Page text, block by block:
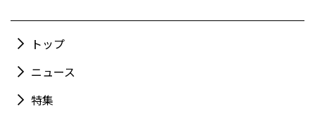
トップ
ニュース
特集